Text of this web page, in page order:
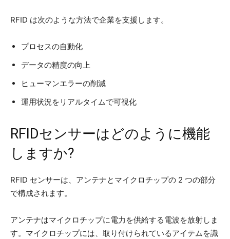
RFID は次のような方法で企業を支援します。
プロセスの自動化
データの精度の向上
ヒューマンエラーの削減
運用状況をリアルタイムで可視化
RFIDセンサーはどのように機能
しますか?
RFID センサーは、アンテナとマイクロチップの 2 つの部分
で構成されます。
アンテナはマイクロチップに電力を供給する電波を放射しま
す。マイクロチップには、取り付けられているアイテムを識